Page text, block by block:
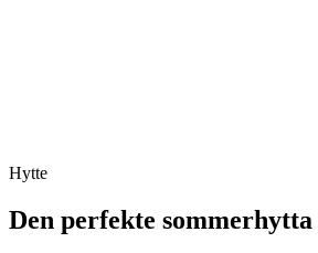
Hytte
Den perfekte sommerhytta